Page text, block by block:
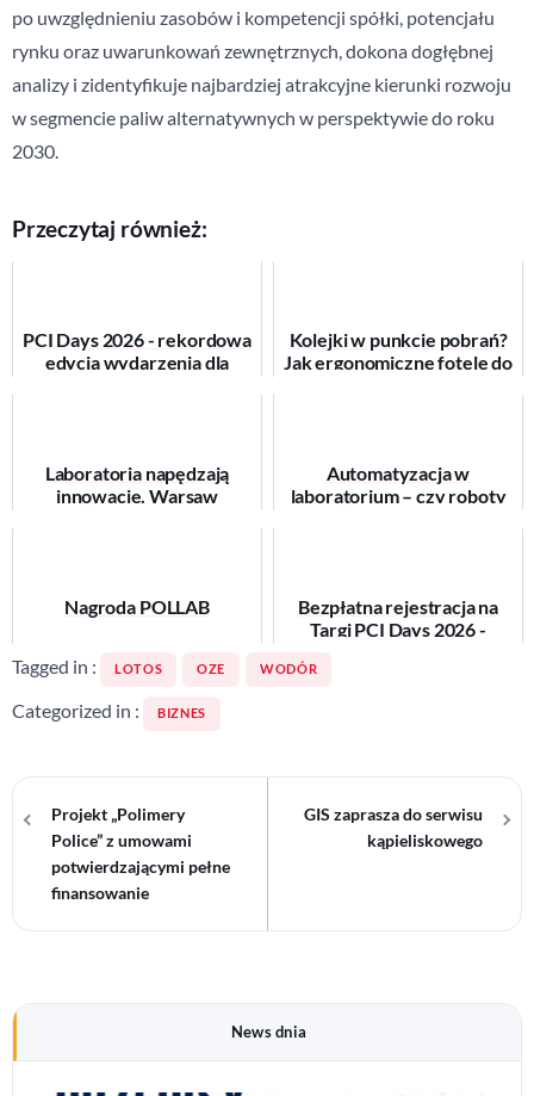
po uwzględnieniu zasobów i kompetencji spółki, potencjału
rynku oraz uwarunkowań zewnętrznych, dokona dogłębnej
analizy i zidentyfikuje najbardziej atrakcyjne kierunki rozwoju
w segmencie paliw alternatywnych w perspektywie do roku
2030.
Przeczytaj również:
PCI Days 2026 - rekordowa
edycja wydarzenia dla
Kolejki w punkcie pobrań?
Jak ergonomiczne fotele do
Laboratoria napędzają
innowacje. Warsaw
Automatyzacja w
laboratorium – czy roboty
Nagroda POLLAB
Bezpłatna rejestracja na
Targi PCI Days 2026 -
Tagged in : LOTOS OZE WODÓR
Categorized in : BIZNES
Nawigacja
wpisu
Projekt „Polimery
Police” z umowami
potwierdzającymi pełne
finansowanie
GIS zaprasza do serwisu
kąpieliskowego
News dnia